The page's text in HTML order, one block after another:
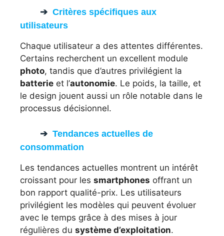
Critères spécifiques aux
utilisateurs
Chaque utilisateur a des attentes différentes.
Certains recherchent un excellent module
photo, tandis que d’autres privilégient la
batterie et l’autonomie. Le poids, la taille, et
le design jouent aussi un rôle notable dans le
processus décisionnel.
Tendances actuelles de
consommation
Les tendances actuelles montrent un intérêt
croissant pour les smartphones offrant un
bon rapport qualité-prix. Les utilisateurs
privilégient les modèles qui peuvent évoluer
avec le temps grâce à des mises à jour
régulières du système d’exploitation.